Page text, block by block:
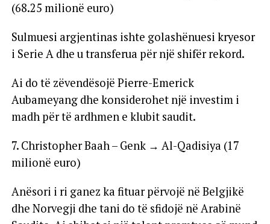
(68.25 milionë euro)
Sulmuesi argjentinas ishte golashënuesi kryesor
i Serie A dhe u transferua për një shifër rekord.
Ai do të zëvendësojë Pierre-Emerick
Aubameyang dhe konsiderohet një investim i
madh për të ardhmen e klubit saudit.
7. Christopher Baah – Genk → Al-Qadisiya (17
milionë euro)
Anësori i ri ganez ka fituar përvojë në Belgjikë
dhe Norvegji dhe tani do të sfidojë në Arabinë